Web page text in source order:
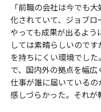
「前職の会社は今でも
化されていて、ジョブ
やっても成果が出るよう
しては素晴らしいので
を持ちにくい環境でし
で、国内外の拠点を幅
仕事が誰に届いている
感しづらかった。それが